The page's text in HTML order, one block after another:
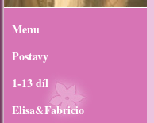
Menu
Postavy
1-13 díl
Elisa&Fabricio